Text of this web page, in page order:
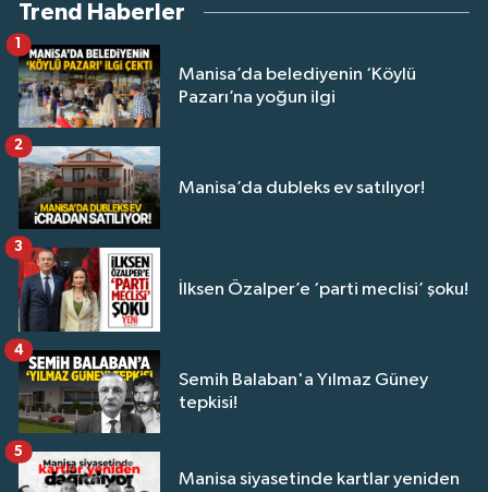
Trend Haberler
Manisa’da belediyenin ‘Köylü
Pazarı’na yoğun ilgi
Manisa’da dubleks ev satılıyor!
2
İlksen Özalper’e ‘parti meclisi’ şoku!
3
Semih Balaban'a Yılmaz Güney
tepkisi!
4
Manisa siyasetinde kartlar yeniden
5